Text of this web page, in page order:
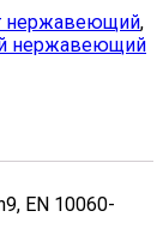
нержавеющий,
нержавеющий
EN 10060-